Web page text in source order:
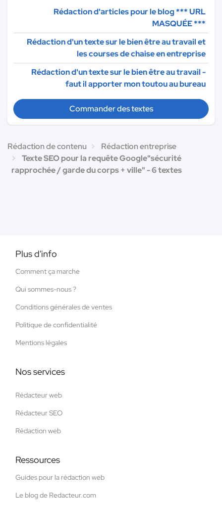
Rédaction d'articles pour le blog*** URL
MASQUÉE ***
Rédaction d'un texte sur le bien être au travail et
les courses de chaise en entreprise
Rédaction d'un texte sur le bien être au travail -
faut il apporter mon toutou au bureau
Commander des textes
Rédaction de contenu
Rédaction entreprise
Texte SEO pour la requête Google"sécurité
rapprochée / garde du corps + ville" - 6 textes
Plus d'info
Comment ça marche
Qui sommes-nous ?
Conditions générales de ventes
Politique de confidentialité
Mentions légales
Nos services
Rédacteur web
Rédacteur SEO
Rédaction web
Ressources
Guides pour la rédaction web
Le blog de Redacteur.com